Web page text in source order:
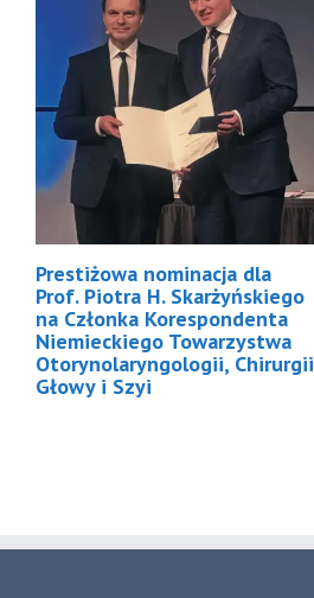
Prestiżowa nominacja dla
Prof. Piotra H. Skarżyńskiego
na Członka Korespondenta
Niemieckiego Towarzystwa
Otorynolaryngologii, Chirurgii
Głowy i Szyi